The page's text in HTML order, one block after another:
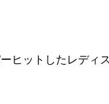
ヒットしたレディ